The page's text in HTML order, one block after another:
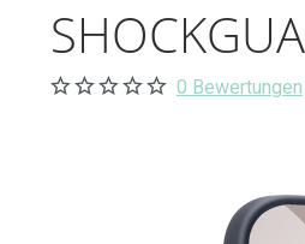
0 Bewertungen